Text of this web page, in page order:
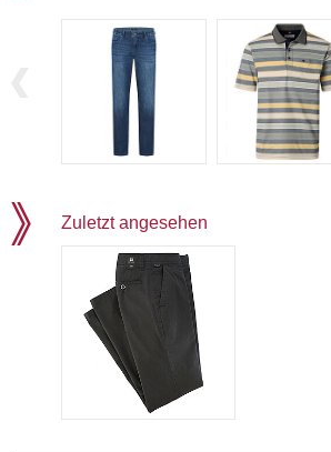
Zuletzt angesehen